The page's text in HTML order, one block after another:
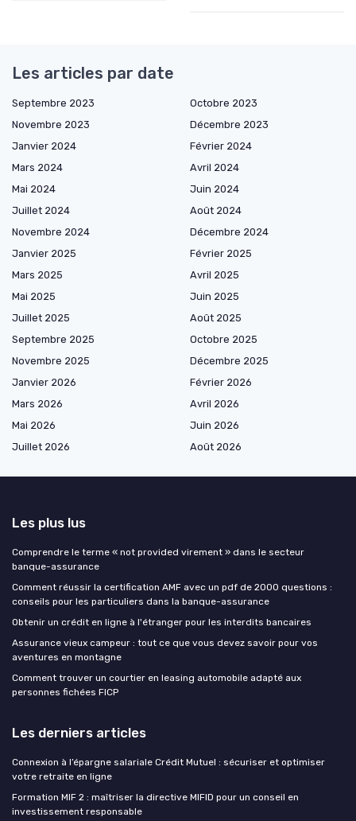
Les articles par date
Septembre 2023
Octobre 2023
Novembre 2023
Décembre 2023
Janvier 2024
Février 2024
Mars 2024
Avril 2024
Mai 2024
Juin 2024
Juillet 2024
Août 2024
Novembre 2024
Décembre 2024
Janvier 2025
Février 2025
Mars 2025
Avril 2025
Mai 2025
Juin 2025
Juillet 2025
Août 2025
Septembre 2025
Octobre 2025
Novembre 2025
Décembre 2025
Janvier 2026
Février 2026
Mars 2026
Avril 2026
Mai 2026
Juin 2026
Juillet 2026
Août 2026
Les plus lus
Comprendre le terme « not provided virement » dans le secteur
banque-assurance
Comment réussir la certification AMF avec un pdf de 2000 questions :
conseils pour les particuliers dans la banque-assurance
Obtenir un crédit en ligne à l'étranger pour les interdits bancaires
Assurance vieux campeur : tout ce que vous devez savoir pour vos
aventures en montagne
Comment trouver un courtier en leasing automobile adapté aux
personnes fichées FICP
Les derniers articles
Connexion à l’épargne salariale Crédit Mutuel : sécuriser et optimiser
votre retraite en ligne
Formation MIF 2 : maîtriser la directive MIFID pour un conseil en
investissement responsable